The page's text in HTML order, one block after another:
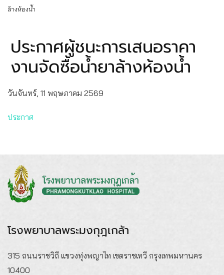
ล้างห้องน้ำ
ประกาศผู้ชนะการเสนอราคา
งานจัดซื้อน้ำยาล้างห้องน้ำ
วันจันทร์, 11 พฤษภาคม 2569
ประกาศ
โรงพยาบาลพระมงกุฎเกล้า
315 ถนนราชวิถี แขวงทุ่งพญาไท เขตราชเทวี กรุงเทพมหานคร
10400